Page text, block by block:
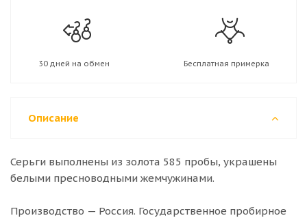
30 дней на обмен Бесплатная примерка
Описание
Серьги выполнены из золота 585 пробы, украшены
белыми пресноводными жемчужинами.
Производство — Россия. Государственное пробирное